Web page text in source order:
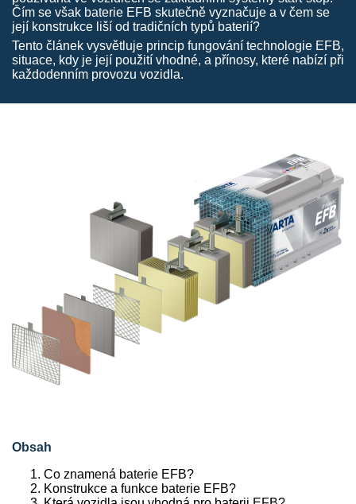
Čím se však baterie EFB skutečně vyznačuje a v čem se
její konstrukce liší od tradičních typů baterií?
Tento článek vysvětluje princip fungování technologie EFB,
situace, kdy je její použití vhodné, a přínosy, které nabízí při
každodenním provozu vozidla.
Obsah
Co znamená baterie EFB?
Konstrukce a funkce baterie EFB?